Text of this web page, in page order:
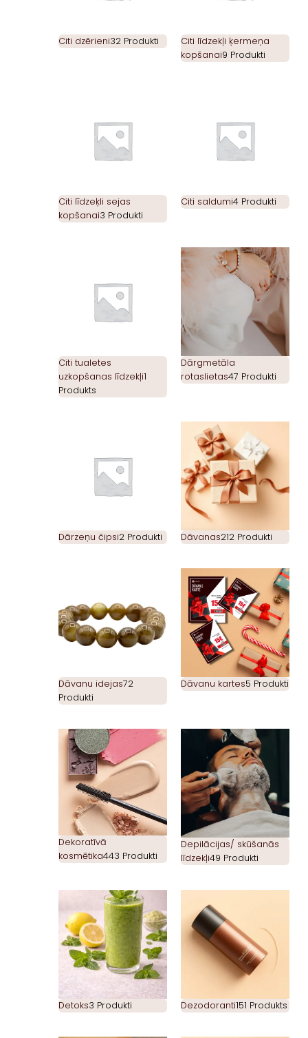
Citi dzērieni32 Produkti
Citi līdzekļi ķermeņa
kopšanai9 Produkti
Citi līdzeķli sejas
kopšanai3 Produkti
Citi saldumi4 Produkti
Citi tualetes
uzkopšanas līdzekļi1
Produkts
Dārgmetāla
rotaslietas47 Produkti
Dārzeņu čipsi2 Produkti Dāvanas212 Produkti
Dāvanu idejas72
Produkti
Dāvanu kartes5 Produkti
Dekoratīvā
kosmētika443 Produkti
Depilācijas/ skūšanās
līdzekļi49 Produkti
Detoks3 Produkti Dezodoranti151 Produkts